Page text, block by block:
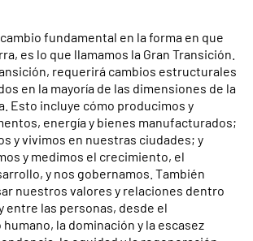
fundamental en la forma en que
es lo que llamamos la Gran Transición.
requerirá cambios estructurales
en la mayoría de las dimensiones de la
Esto incluye cómo producimos y
energía y bienes manufacturados;
y vivimos en nuestras ciudades; y
y medimos el crecimiento, el
y nos gobernamos. También
nuestros valores y relaciones dentro
entre las personas, desde el
la dominación y la escasez